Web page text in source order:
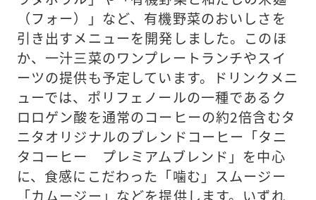
（フォー）」など、有機野菜のおいしさを
引き出すメニューを開発しました。このほ
か、一汁三菜のワンプレートランチやスイ
ーツの提供も予定しています。ドリンクメニ
ューでは、ポリフェノールの一種であるク
ロロゲン酸を通常のコーヒーの約2倍含むタ
ニタオリジナルのブレンドコーヒー「タニ
タコーヒー プレミアムブレンド」を中心
に、食感にこだわった「噛む」スムージー